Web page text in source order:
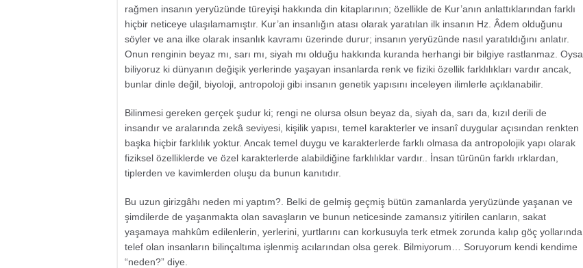
rağmen insanın yeryüzünde türeyişi hakkında din kitaplarının; özellikle de Kur’anın anlattıklarından farklı
hiçbir neticeye ulaşılamamıştır. Kur’an insanlığın atası olarak yaratılan ilk insanın Hz. Âdem olduğunu
söyler ve ana ilke olarak insanlık kavramı üzerinde durur; insanın yeryüzünde nasıl yaratıldığını anlatır.
Onun renginin beyaz mı, sarı mı, siyah mı olduğu hakkında kuranda herhangi bir bilgiye rastlanmaz. Oysa
biliyoruz ki dünyanın değişik yerlerinde yaşayan insanlarda renk ve fiziki özellik farklılıkları vardır ancak,
bunlar dinle değil, biyoloji, antropoloji gibi insanın genetik yapısını inceleyen ilimlerle açıklanabilir.
Bilinmesi gereken gerçek şudur ki; rengi ne olursa olsun beyaz da, siyah da, sarı da, kızıl derili de
insandır ve aralarında zekâ seviyesi, kişilik yapısı, temel karakterler ve insanî duygular açısından renkten
başka hiçbir farklılık yoktur. Ancak temel duygu ve karakterlerde farklı olmasa da antropolojik yapı olarak
fiziksel özelliklerde ve özel karakterlerde alabildiğine farklılıklar vardır.. İnsan türünün farklı ırklardan,
tiplerden ve kavimlerden oluşu da bunun kanıtıdır.
Bu uzun girizgâhı neden mi yaptım?. Belki de gelmiş geçmiş bütün zamanlarda yeryüzünde yaşanan ve
şimdilerde de yaşanmakta olan savaşların ve bunun neticesinde zamansız yitirilen canların, sakat
yaşamaya mahkûm edilenlerin, yerlerini, yurtlarını can korkusuyla terk etmek zorunda kalıp göç yollarında
telef olan insanların bilinçaltıma işlenmiş acılarından olsa gerek. Bilmiyorum… Soruyorum kendi kendime
“neden?” diye.